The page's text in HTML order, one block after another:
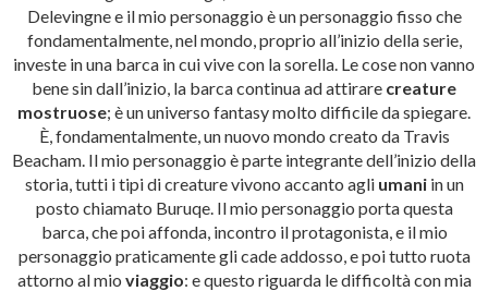
Delevingne e il mio personaggio è un personaggio fisso che
fondamentalmente, nel mondo, proprio all’inizio della serie,
investe in una barca in cui vive con la sorella. Le cose non vanno
bene sin dall’inizio, la barca continua ad attirare creature
mostruose; è un universo fantasy molto difficile da spiegare.
È, fondamentalmente, un nuovo mondo creato da Travis
Beacham. Il mio personaggio è parte integrante dell’inizio della
storia, tutti i tipi di creature vivono accanto agli umaniin un
posto chiamato Buruqe. Il mio personaggio porta questa
barca, che poi affonda, incontro il protagonista, e il mio
personaggio praticamente gli cade addosso, e poi tutto ruota
attorno al mio viaggio: e questo riguarda le difficoltà con mia